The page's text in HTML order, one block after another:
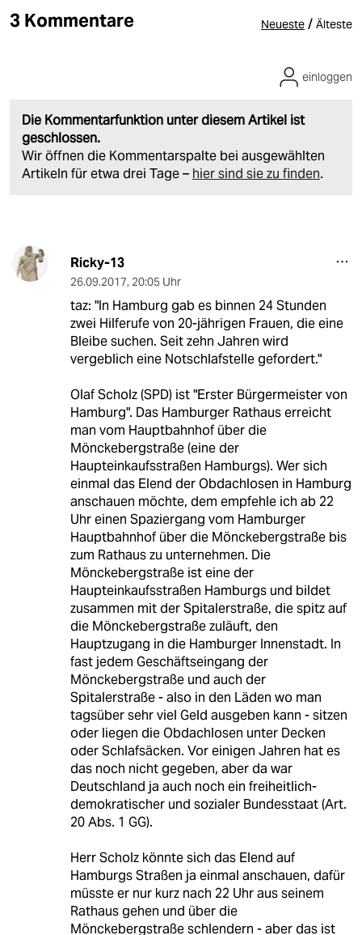
3 Kommentare Neueste / Älteste
Die Kommentarfunktion unter diesem Artikel ist
geschlossen.
Wir öffnen die Kommentarspalte bei ausgewählten
Artikeln für etwa drei Tage – hier sind sie zu finden.
einloggen
Ricky-13
26.09.2017, 20:05 Uhr
taz: "In Hamburg gab es binnen 24 Stunden
zwei Hilferufe von 20-jährigen Frauen, die eine
Bleibe suchen. Seit zehn Jahren wird
vergeblich eine Notschlafstelle gefordert."
Olaf Scholz (SPD) ist "Erster Bürgermeister von
Hamburg". Das Hamburger Rathaus erreicht
man vom Hauptbahnhof über die
Mönckebergstraße (eine der
Haupteinkaufsstraßen Hamburgs). Wer sich
einmal das Elend der Obdachlosen in Hamburg
anschauen möchte, dem empfehle ich ab 22
Uhr einen Spaziergang vom Hamburger
Hauptbahnhof über die Mönckebergstraße bis
zum Rathaus zu unternehmen. Die
Mönckebergstraße ist eine der
Haupteinkaufsstraßen Hamburgs und bildet
zusammen mit der Spitalerstraße, die spitz auf
die Mönckebergstraße zuläuft, den
Hauptzugang in die Hamburger Innenstadt. In
fast jedem Geschäftseingang der
Mönckebergstraße und auch der
Spitalerstraße - also in den Läden wo man
tagsüber sehr viel Geld ausgeben kann - sitzen
oder liegen die Obdachlosen unter Decken
oder Schlafsäcken. Vor einigen Jahren hat es
das noch nicht gegeben, aber da war
Deutschland ja auch noch ein freiheitlich-
demokratischer und sozialer Bundesstaat (Art.
20 Abs. 1 GG).
Herr Scholz könnte sich das Elend auf
Hamburgs Straßen ja einmal anschauen, dafür
müsste er nur kurz nach 22 Uhr aus seinem
Rathaus gehen und über die
Mönckebergstraße schlendern - aber das ist